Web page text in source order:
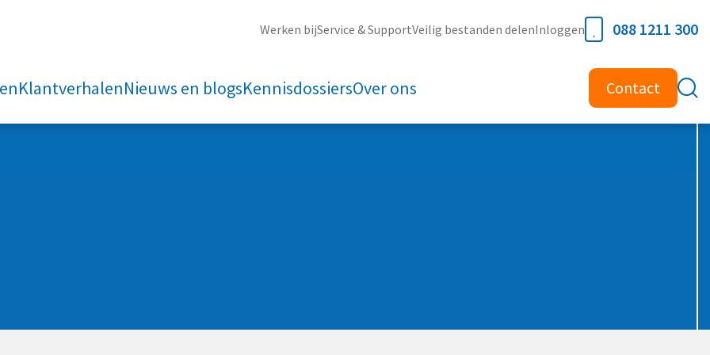
Werken bijService & SupportVeilig bestanden delenInloggen 088 1211 300
KlantverhalenNieuws en blogsKennisdossiersOver ons Contact